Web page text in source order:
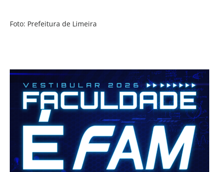
Foto: Prefeitura de Limeira